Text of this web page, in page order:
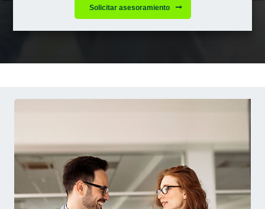
Solicitar asesoramiento